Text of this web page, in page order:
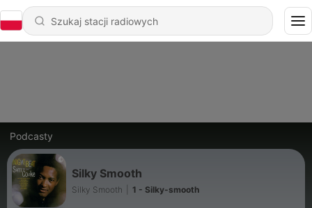
Podcasty
Silky Smooth
Silky Smooth 1 - Silky-smooth